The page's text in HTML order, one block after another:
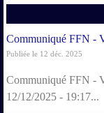
Communiqué FFN -
Publiée le 12 déc. 2025
Communiqué FFN -
12/12/2025 - 19:17...